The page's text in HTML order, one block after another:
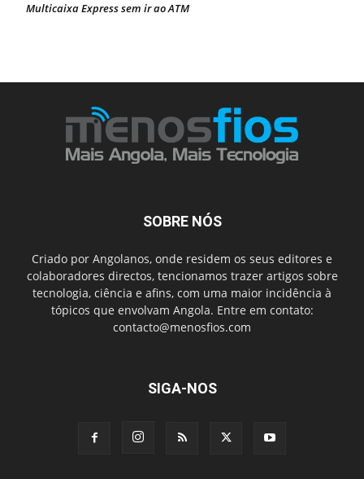
Multicaixa Express sem ir ao ATM
SOBRE NÓS
Criado por Angolanos, onde residem os seus editores e
colaboradores directos, tencionamos trazer artigos sobre
tecnologia, ciência e afins, com uma maior incidência à
tópicos que envolvam Angola. Entre em contato:
contacto@menosfios.com
SIGA-NOS